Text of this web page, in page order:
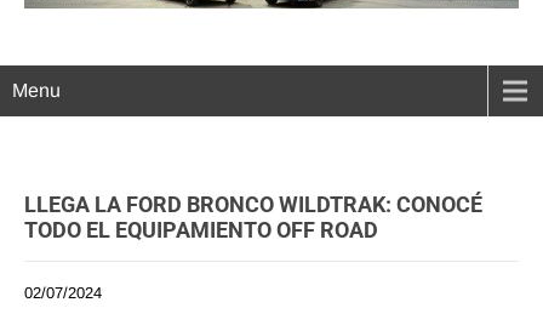
Menu
LLEGA LA FORD BRONCO WILDTRAK: CONOCÉ
TODO EL EQUIPAMIENTO OFF ROAD
02/07/2024